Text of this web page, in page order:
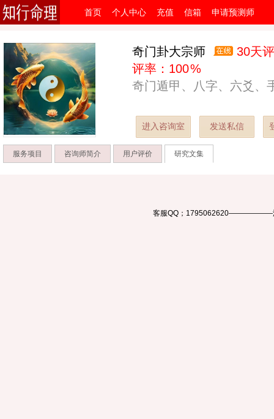
首页 个人中心 充值 信箱 申请预测师
奇门卦大宗师
30天
评率： 100%
奇门遁甲、八字、六爻、
进入咨询室 发送私信
服务项目 咨询师简介 用户评价 研究文集
客服QQ；1795062620——————